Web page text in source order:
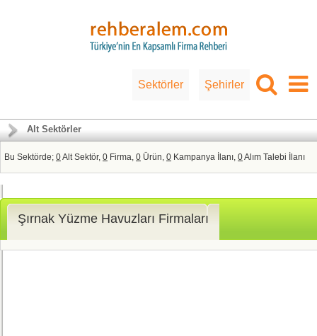
Sektörler Şehirler
Alt Sektörler
Bu Sektörde; 0Alt Sektör, 0 Firma, 0 Ürün, 0 Kampanya İlanı, 0Alım Talebi İlanı
Şırnak Yüzme Havuzları Firmaları